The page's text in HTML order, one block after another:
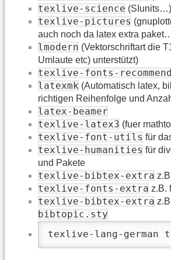
texlive-science (SIunits…)
texlive-pictures
auch noch da latex extra
lmodern (Vektorschriftart die
Umlaute etc) unterstützt)
texlive-fonts-
latexmk (Automatisch latex,
richtigen Reihenfolge und
latex-beamer
texlive-latex3 (fuer
texlive-font-utils für
texlive-humanities für
und Pakete
texlive-bibtex-extra
texlive-fonts-extra z.B.
texlive-bibtex-extra
bibtopic.sty
texlive-lang-german